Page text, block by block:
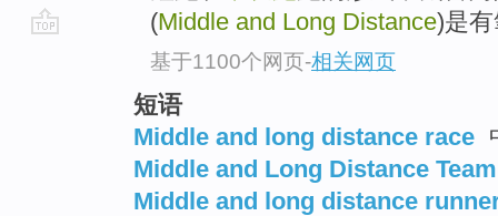
(Middle and Long Distance)是
基于1100个网页-相关网页
短语
Middle and long distance race
Middle and Long Distance Team
Middle and long distance